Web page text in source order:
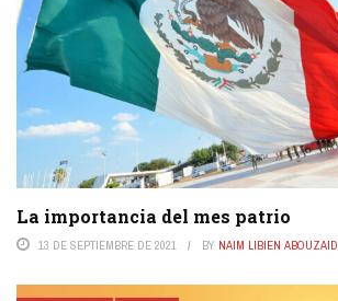
La importancia del mes patrio
13 DE SEPTIEMBRE DE 2021 BY NAIM LIBIEN ABOUZAID